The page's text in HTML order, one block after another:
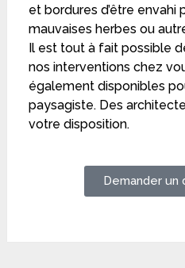
et bordures d’être envahi
mauvaises herbes ou
Il est tout à fait possible
nos interventions chez
également disponibles
paysagiste. Des
votre disposition.
Demander un